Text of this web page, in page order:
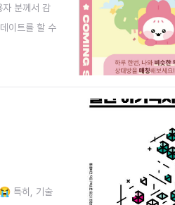
자 분께서 감
이트를 할 수
특히, 기술